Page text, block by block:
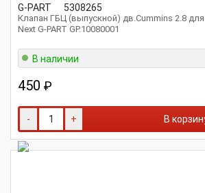
G-PART 5308265
Клапан ГБЦ (выпускной) дв.Cummins 2.8
Next G-PART GP.10080001
В наличии
450 ₽
- + В